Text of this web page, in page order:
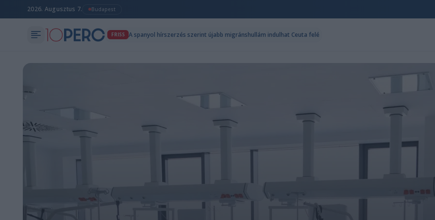
2026. Augusztus 7. Budapest
FRISS A spanyol hírszerzés szerint újabb migránshullám indulhat Ceuta felé